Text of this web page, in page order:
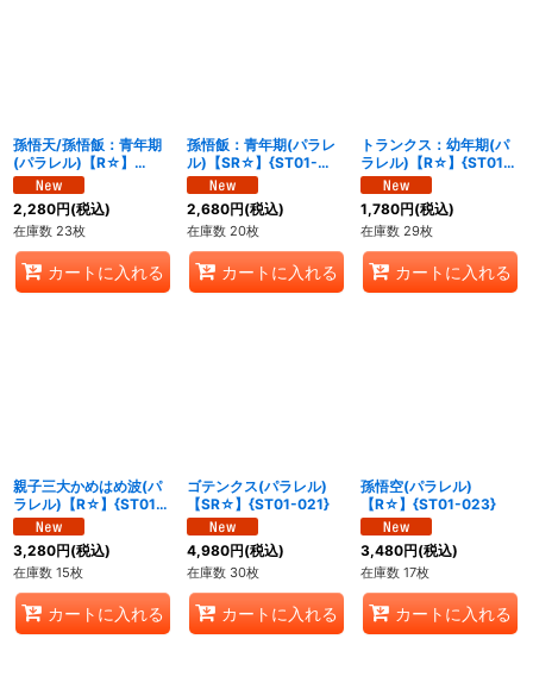
孫悟天/孫悟飯：青年期
(パラレル)【R☆】
{ST01-008}
2,280円(税込)
在庫数 23枚
カートに入れる
孫悟飯：青年期(パラレ
ル)【SR☆】{ST01-
011}
2,680円(税込)
在庫数 20枚
カートに入れる
トランクス：幼年期(パ
ラレル)【R☆】{ST01-
013}
1,780円(税込)
在庫数 29枚
カートに入れる
親子三大かめはめ波(パ
ラレル)【R☆】{ST01-
015}
3,280円(税込)
在庫数 15枚
カートに入れる
ゴテンクス(パラレル)
【SR☆】{ST01-021}
4,980円(税込)
在庫数 30枚
カートに入れる
孫悟空(パラレル)
【R☆】{ST01-023}
3,480円(税込)
在庫数 17枚
カートに入れる